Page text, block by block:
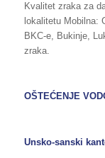
Kvalitet zraka za
lokalitetu Mobilna:
BKC-e, Bukinje,
zraka.
OŠTEĆENJE
Unsko-sanski